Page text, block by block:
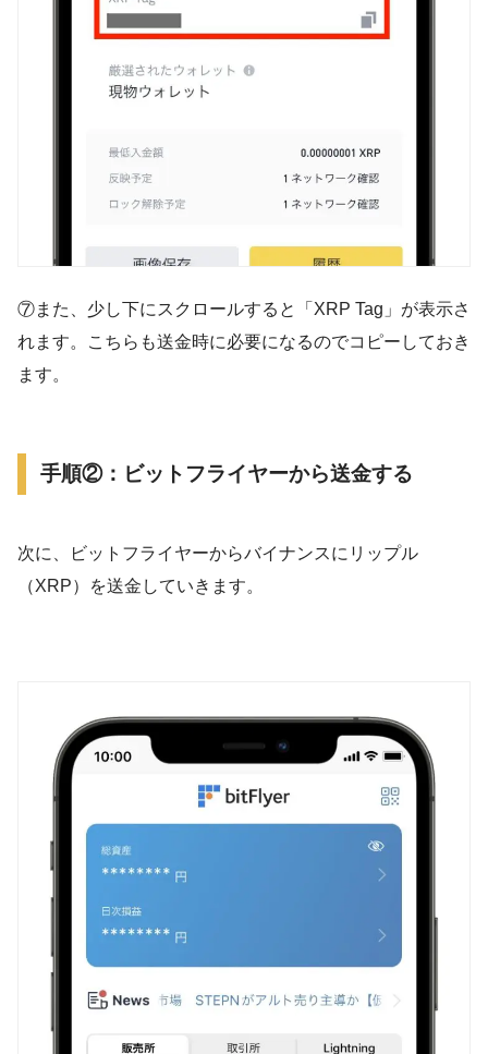
⑦また、少し下にスクロールすると「XRP Tag」が表示さ
れます。こちらも送金時に必要になるのでコピーしておき
ます。
手順②：ビットフライヤーから送金する
次に、ビットフライヤーからバイナンスにリップル
（XRP）を送金していきます。